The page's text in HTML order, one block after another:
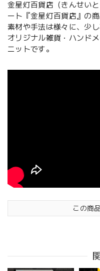
金星灯百貨店（きんせい
ート『金星灯百貨店』の
素材や手法は様々に、少
オリジナル雑貨・ハンド
ニットです。
この商